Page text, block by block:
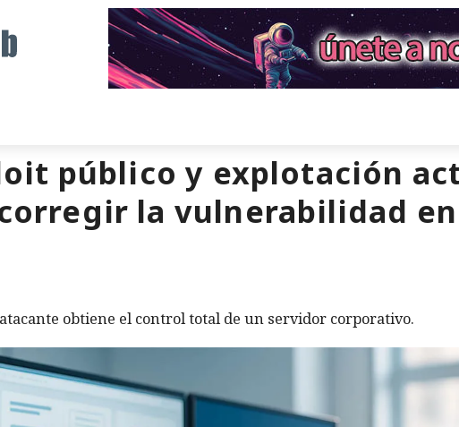
público y explotación
la vulnerabilidad en
obtiene el control total de un servidor corporativo.